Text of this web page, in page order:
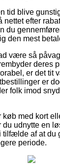
tid blive
nettet efter
du
den mest
være så
deres
er det tit
er
folk imod
køb med kort
udnytte en
tilfælde af at du
periode.